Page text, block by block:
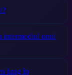
intermediul unui
lung în